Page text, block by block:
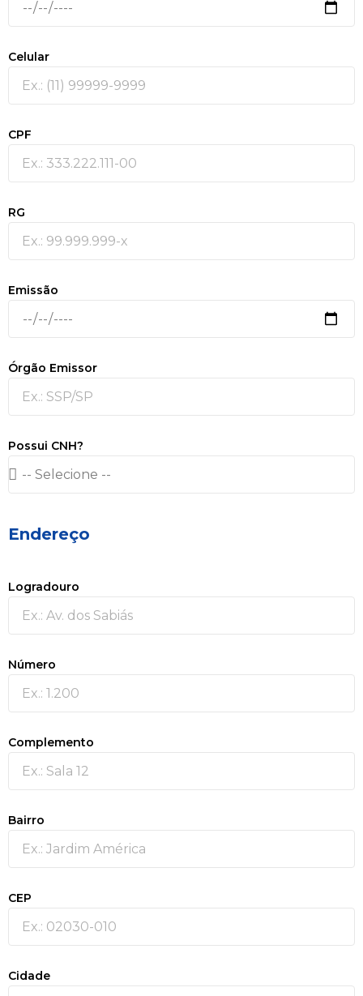
Celular
CPF
RG
Emissão
Órgão Emissor
Possui CNH?
Endereço
Logradouro
Número
Complemento
Bairro
CEP
Cidade